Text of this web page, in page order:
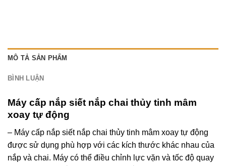
MÔ TẢ SẢN PHẨM
BÌNH LUẬN
Máy cấp nắp siết nắp chai thủy tinh mâm
xoay tự động
– Máy cấp nắp siết nắp chai thủy tinh mâm xoay tự động
được sử dụng phù hợp với các kích thước khác nhau của
nắp và chai. Máy có thể điều chỉnh lực vặn và tốc độ quay